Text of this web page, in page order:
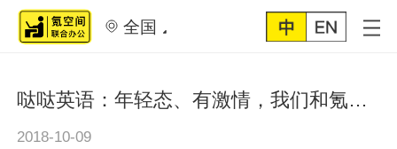
全国
哒哒英语：年轻态、有激情，我们和氪空间共同成长！
2018-10-09